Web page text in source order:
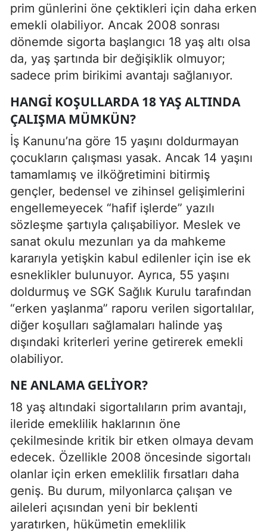
prim günlerini öne çektikleri için daha erken
emekli olabiliyor. Ancak 2008 sonrası
dönemde sigorta başlangıcı 18 yaş altı olsa
da, yaş şartında bir değişiklik olmuyor;
sadece prim birikimi avantajı sağlanıyor.
HANGI KOŞULLARDA 18 YAŞ ALTINDA
ÇALIŞMA MÜMKÜN?
İş Kanunu’na göre 15 yaşını doldurmayan
çocukların çalışması yasak. Ancak 14 yaşını
tamamlamış ve ilköğretimini bitirmiş
gençler, bedensel ve zihinsel gelişimlerini
engellemeyecek “hafif işlerde” yazılı
sözleşme şartıyla çalışabiliyor. Meslek ve
sanat okulu mezunları ya da mahkeme
kararıyla yetişkin kabul edilenler için ise ek
esneklikler bulunuyor. Ayrıca, 55 yaşını
doldurmuş ve SGK Sağlık Kurulu tarafından
“erken yaşlanma” raporu verilen sigortalılar,
diğer koşulları sağlamaları halinde yaş
dışındaki kriterleri yerine getirerek emekli
olabiliyor.
NE ANLAMA GELIYOR?
18 yaş altındaki sigortalıların prim avantajı,
ileride emeklilik haklarının öne
çekilmesinde kritik bir etken olmaya devam
edecek. Özellikle 2008 öncesinde sigortalı
olanlar için erken emeklilik fırsatları daha
geniş. Bu durum, milyonlarca çalışan ve
aileleri açısından yeni bir beklenti
yaratırken, hükümetin emeklilik